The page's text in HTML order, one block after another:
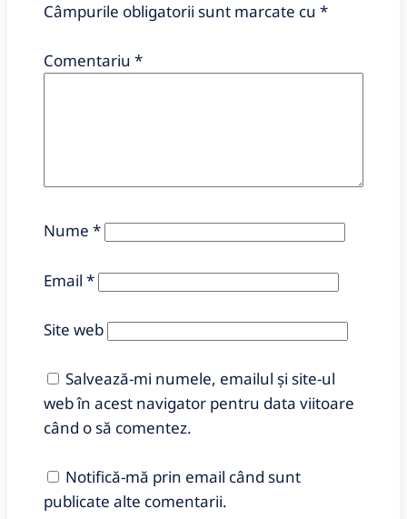
Câmpurile obligatorii sunt marcate cu *
Comentariu *
Nume *
Email *
Site web
Salvează-mi numele, emailul și site-ul
web în acest navigator pentru data viitoare
când o să comentez.
Notifică-mă prin email când sunt
publicate alte comentarii.